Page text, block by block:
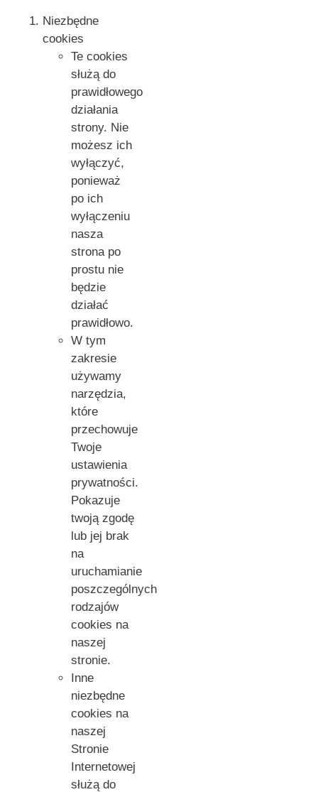
Niezbędne
cookies
Te cookies
służą do
prawidłowego
działania
strony. Nie
możesz ich
wyłączyć,
ponieważ
po ich
wyłączeniu
nasza
strona po
prostu nie
będzie
działać
prawidłowo.
W tym
zakresie
używamy
narzędzia,
które
przechowuje
Twoje
ustawienia
prywatności.
Pokazuje
twoją zgodę
lub jej brak
na
uruchamianie
poszczególnych
rodzajów
cookies na
naszej
stronie.
Inne
niezbędne
cookies na
naszej
Stronie
Internetowej
służą do